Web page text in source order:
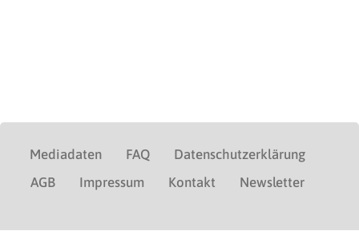
Mediadaten FAQ
Datenschutzerklärung
AGB
Impressum Kontakt Newsletter